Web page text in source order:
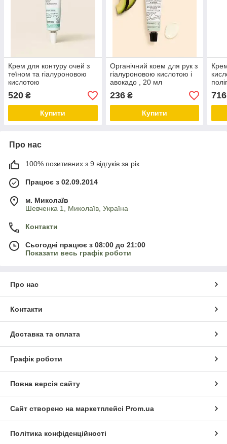
Крем для контуру очей з
теїном та гіалуроновою
кислотою
520 ₴
Купити
Органічний коем для рук з
гіалуроновою кислотою і
авокадо , 20 мл
236₴
Купити
716
Про нас
100% позитивних з 9 відгуків за рік
Працює з 02.09.2014
м. Миколаїв
Шевченка 1, Миколаїв, Україна
Контакти
Сьогодні працює з 08:00 до 21:00
Показати весь графік роботи
Про нас
Контакти
Доставка та оплата
Графік роботи
Повна версія сайту
Сайт створено на маркетплейсі Prom.ua
Політика конфіденційності